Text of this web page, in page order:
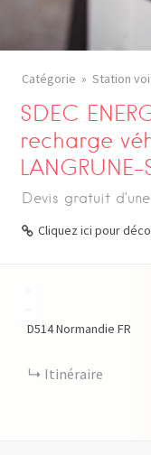
Catégorie Station
SDEC
recharge
LANGRUNE-
Devis gratuit
Cliquez ici pour
D514Normandie FR
Itinéraire